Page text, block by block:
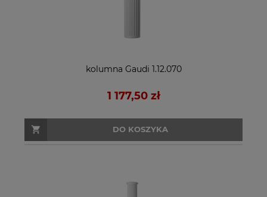
kolumna Gaudi 1.12.070
1 177,50 zł
DO KOSZYKA